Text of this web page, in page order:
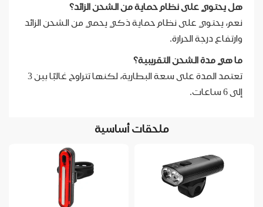
هل يحتوي على نظام حماية من الشحن الزائد؟
نعم، يحتوي على نظام حماية ذكي يحمي من الشحن الزائد
وارتفاع درجة الحرارة.
ما هي مدة الشحن التقريبية؟
تعتمد المدة على سعة البطارية، لكنها تتراوح غالبًا بين 3
إلى 6 ساعات.
ملحقات أساسية